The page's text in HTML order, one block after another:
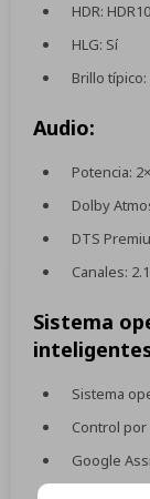
HDR:
HLG: Sí
Brillo típico:
Audio:
Potencia:
Dolby
DTS
Canales: 2.1
Sistema
Sistema
Control
Google